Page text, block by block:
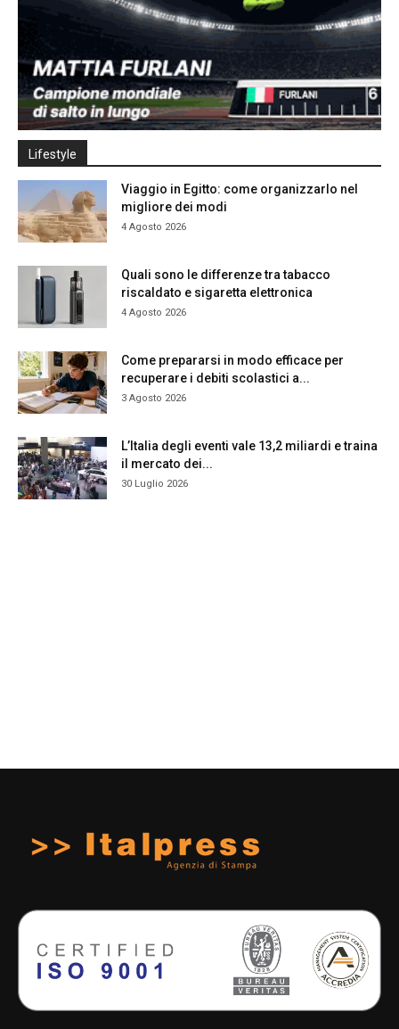
Lifestyle
Viaggio in Egitto: come organizzarlo nel
migliore dei modi
4 Agosto 2026
Quali sono le differenze tra tabacco
riscaldato e sigaretta elettronica
4 Agosto 2026
Come prepararsi in modo efficace per
recuperare i debiti scolastici a...
3 Agosto 2026
L’Italia degli eventi vale 13,2 miliardi e traina
il mercato dei...
30 Luglio 2026